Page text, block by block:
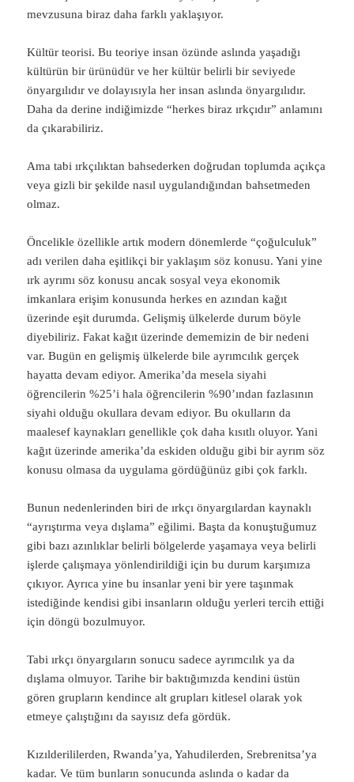
mevzusuna biraz daha farklı yaklaşıyor.
Kültür teorisi. Bu teoriye insan özünde aslında yaşadığı
kültürün bir ürünüdür ve her kültür belirli bir seviyede
önyargılıdır ve dolayısıyla her insan aslında önyargılıdır.
Daha da derine indiğimizde “herkes biraz ırkçıdır” anlamını
da çıkarabiliriz.
Ama tabi ırkçılıktan bahsederken doğrudan toplumda açıkça
veya gizli bir şekilde nasıl uygulandığından bahsetmeden
olmaz.
Öncelikle özellikle artık modern dönemlerde “çoğulculuk”
adı verilen daha eşitlikçi bir yaklaşım söz konusu. Yani yine
ırk ayrımı söz konusu ancak sosyal veya ekonomik
imkanlara erişim konusunda herkes en azından kağıt
üzerinde eşit durumda. Gelişmiş ülkelerde durum böyle
diyebiliriz. Fakat kağıt üzerinde dememizin de bir nedeni
var. Bugün en gelişmiş ülkelerde bile ayrımcılık gerçek
hayatta devam ediyor. Amerika’da mesela siyahi
öğrencilerin %25’i hala öğrencilerin %90’ından fazlasının
siyahi olduğu okullara devam ediyor. Bu okulların da
maalesef kaynakları genellikle çok daha kısıtlı oluyor. Yani
kağıt üzerinde amerika’da eskiden olduğu gibi bir ayrım söz
konusu olmasa da uygulama gördüğünüz gibi çok farklı.
Bunun nedenlerinden biri de ırkçı önyargılardan kaynaklı
“ayrıştırma veya dışlama” eğilimi. Başta da konuştuğumuz
gibi bazı azınlıklar belirli bölgelerde yaşamaya veya belirli
işlerde çalışmaya yönlendirildiği için bu durum karşımıza
çıkıyor. Ayrıca yine bu insanlar yeni bir yere taşınmak
istediğinde kendisi gibi insanların olduğu yerleri tercih ettiği
için döngü bozulmuyor.
Tabi ırkçı önyargıların sonucu sadece ayrımcılık ya da
dışlama olmuyor. Tarihe bir baktığımızda kendini üstün
gören grupların kendince alt grupları kitlesel olarak yok
etmeye çalıştığını da sayısız defa gördük.
Kızılderililerden, Rwanda’ya, Yahudilerden, Srebrenitsa’ya
kadar. Ve tüm bunların sonucunda aslında o kadar da